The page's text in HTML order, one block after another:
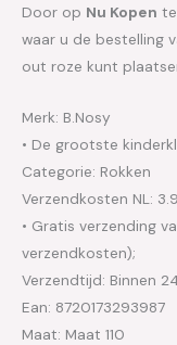
Door op Nu Kopen
waar u de bestelling
out roze kunt
Merk: B.Nosy
• De grootste
Categorie: Rokken
Verzendkosten NL:
• Gratis verzending
verzendkosten);
Verzendtijd: Binnen
Ean: 8720173293987
Maat: Maat 110